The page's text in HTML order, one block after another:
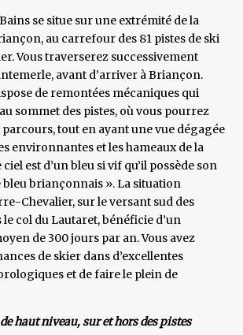
se situe sur une extrémité de la
au carrefour des 81 pistes de ski
Vous traverserez successivement
avant d’arriver à Briançon.
de remontées mécaniques qui
sommet des pistes, où vous pourrez
tout en ayant une vue dégagée
environnantes et les hameaux de la
est d’un bleu si vif qu’il possède son
bleu briançonnais ». La situation
Chevalier, sur le versant sud des
le col du Lautaret, bénéficie d’un
de 300 jours par an. Vous avez
de skier dans d’excellentes
et de faire le plein de
haut niveau, sur et hors des pistes